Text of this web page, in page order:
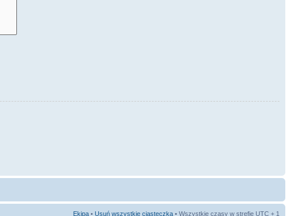
Ekipa • Usuń wszystkie ciasteczka • Wszystkie czasy w strefie UTC + 1